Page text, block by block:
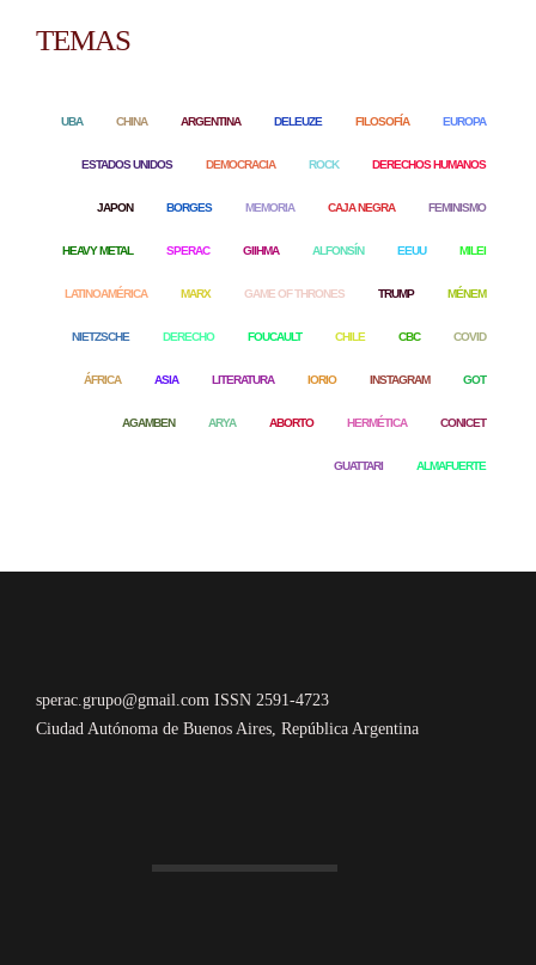
TEMAS
UBA CHINA ARGENTINA DELEUZE FILOSOFÍA EUROPA
ESTADOS UNIDOS DEMOCRACIA ROCK DERECHOS HUMANOS
JAPON BORGES MEMORIA CAJA NEGRA FEMINISMO
HEAVY METAL SPERAC GIIHMA ALFONSÍN EEUU MILEI
LATINOAMÉRICA MARX GAME OF THRONES TRUMP MÉNEM
NIETZSCHE DERECHO FOUCAULT CHILE CBC COVID
ÁFRICA ASIA LITERATURA IORIO INSTAGRAM GOT
AGAMBEN ARYA ABORTO HERMÉTICA CONICET
GUATTARI ALMAFUERTE
sperac.grupo@gmail.com ISSN 2591-4723
Ciudad Autónoma de Buenos Aires, República Argentina